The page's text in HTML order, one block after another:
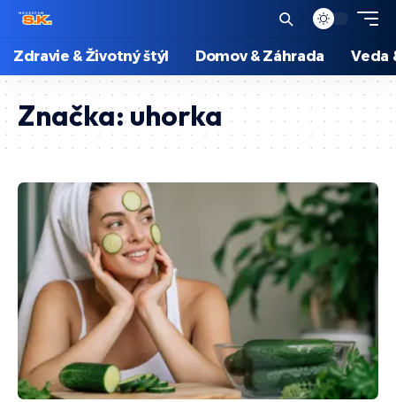
Zdravie & Životný štýl Domov & Záhrada Veda
Značka:uhorka